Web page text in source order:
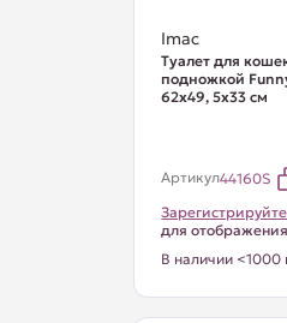
Imac
Туалет для
подножкой
62х49, 5х33 см
Артикул44160S
для
В наличии <1000